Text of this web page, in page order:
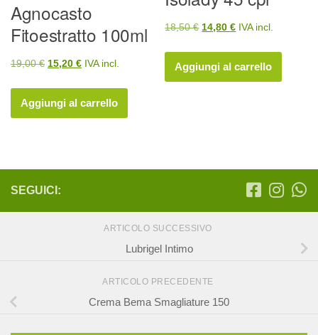
Agnocasto
Fitoestratto 100ml
19,00€ Il
originale
era:
15,20 €Il
attuale
è:
IVA incl.
Aggiungi al carrello
18,50€ Il
originale
era:
14,80€Il
attuale
è:
IVA incl.
Aggiungi al carrello
SEGUICI:
ARTICOLO SUCCESSIVO
Lubrigel Intimo
ARTICOLO PRECEDENTE
Crema Bema Smagliature 150